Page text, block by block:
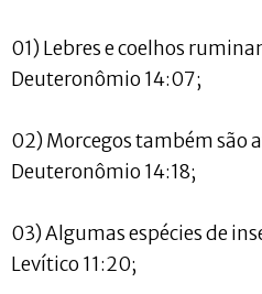
01) Lebres e coelhos
Deuteronômio 14:07;
02) Morcegos também são
Deuteronômio 14:18;
03) Algumas espécies de
Levítico 11:20;